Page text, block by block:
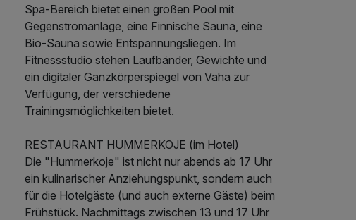
Spa-Bereich bietet einen großen Pool mit
Gegenstromanlage, eine Finnische Sauna, eine
Bio-Sauna sowie Entspannungsliegen. Im
Fitnessstudio stehen Laufbänder, Gewichte und
ein digitaler Ganzkörperspiegel von Vaha zur
Verfügung, der verschiedene
Trainingsmöglichkeiten bietet.
RESTAURANT HUMMERKOJE (im Hotel)
Die "Hummerkoje" ist nicht nur abends ab 17 Uhr
ein kulinarischer Anziehungspunkt, sondern auch
für die Hotelgäste (und auch externe Gäste) beim
Frühstück. Nachmittags zwischen 13 und 17 Uhr